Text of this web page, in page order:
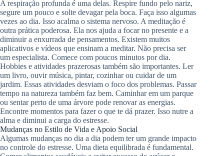
A respiração profunda é uma delas. Respire fundo pelo nariz,
segure um pouco e solte devagar pela boca. Faça isso algumas
vezes ao dia. Isso acalma o sistema nervoso. A meditação é
outra prática poderosa. Ela nos ajuda a focar no presente e a
diminuir a enxurrada de pensamentos. Existem muitos
aplicativos e vídeos que ensinam a meditar. Não precisa ser
um especialista. Comece com poucos minutos por dia.
Hobbies e atividades prazerosas também são importantes. Ler
um livro, ouvir música, pintar, cozinhar ou cuidar de um
jardim. Essas atividades desviam o foco dos problemas. Passar
tempo na natureza também faz bem. Caminhar em um parque
ou sentar perto de uma árvore pode renovar as energias.
Encontre momentos para fazer o que te dá prazer. Isso nutre a
alma e diminui a carga do estresse.
Mudanças no Estilo de Vida e Apoio Social
Algumas mudanças no dia a dia podem ter um grande impacto
no controle do estresse. Uma dieta equilibrada é fundamental.